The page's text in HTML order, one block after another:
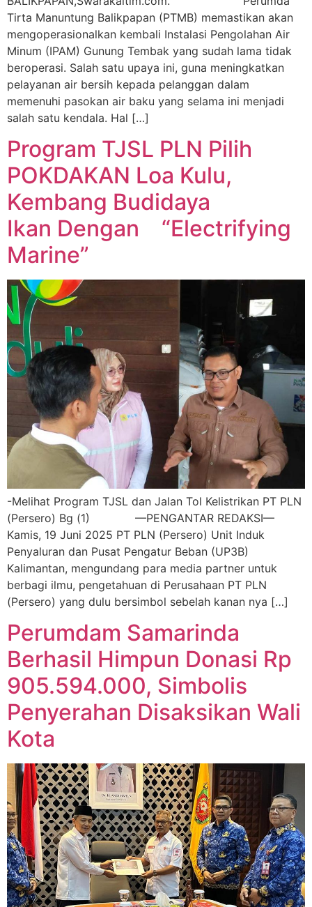
Tirta Manuntung Balikpapan (PTMB) memastikan akan
mengoperasionalkan kembali Instalasi Pengolahan Air
Minum (IPAM) Gunung Tembak yang sudah lama tidak
beroperasi. Salah satu upaya ini, guna meningkatkan
pelayanan air bersih kepada pelanggan dalam
memenuhi pasokan air baku yang selama ini menjadi
salah satu kendala. Hal […]
Program TJSL PLN Pilih
POKDAKAN Loa Kulu,
Kembang Budidaya
Ikan Dengan “Electrifying
Marine”
-Melihat Program TJSL dan Jalan Tol Kelistrikan PT PLN
(Persero) Bg (1) —PENGANTAR REDAKSI—
Kamis, 19 Juni 2025 PT PLN (Persero) Unit Induk
Penyaluran dan Pusat Pengatur Beban (UP3B)
Kalimantan, mengundang para media partner untuk
berbagi ilmu, pengetahuan di Perusahaan PT PLN
(Persero) yang dulu bersimbol sebelah kanan nya […]
Perumdam Samarinda
Berhasil Himpun Donasi Rp
905.594.000, Simbolis
Penyerahan Disaksikan Wali
Kota